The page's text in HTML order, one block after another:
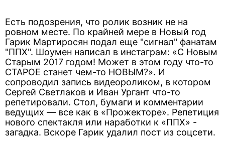
Есть подозрения, что ролик возник не на
ровном месте. По крайней мере в Новый год
Гарик Мартиросян подал еще "сигнал" фанатам
"ППХ". Шоумен написал в инстаграм: «С Новым
Старым 2017 годом! Может в этом году что-то
СТАРОЕ станет чем-то НОВЫМ?». И
сопроводил запись видеороликом, в котором
Сергей Светлаков и Иван Ургант что-то
репетировали. Стол, бумаги и комментарии
ведущих — все как в «Прожекторе». Репетиция
нового спектакля или наработки к «ППХ» -
загадка. Вскоре Гарик удалил пост из соцсети.